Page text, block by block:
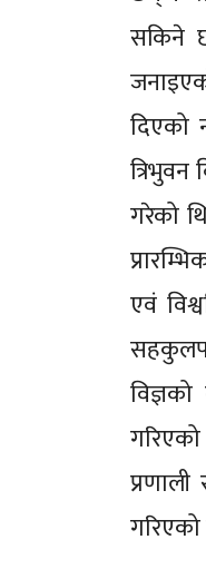
सकिने
दिएको
गरेको
एवं
गरिएको
प्रणाली